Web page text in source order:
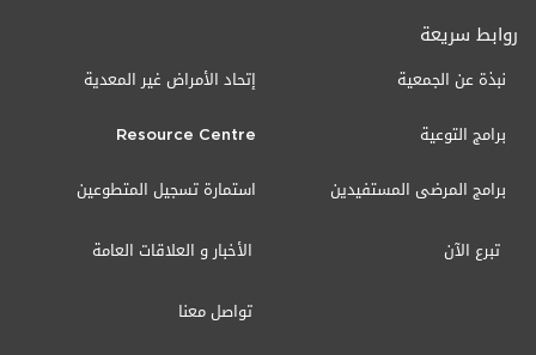
روابط سريعة
نبذة عن الجمعية
برامج التوعية
برامج المرضى المستفيدين
إتحاد الأمراض غير المعدية
Resource Centre
استمارة تسجيل المتطوعين
الأخبار و العلاقات العامة تبرع الآن
تواصل معنا